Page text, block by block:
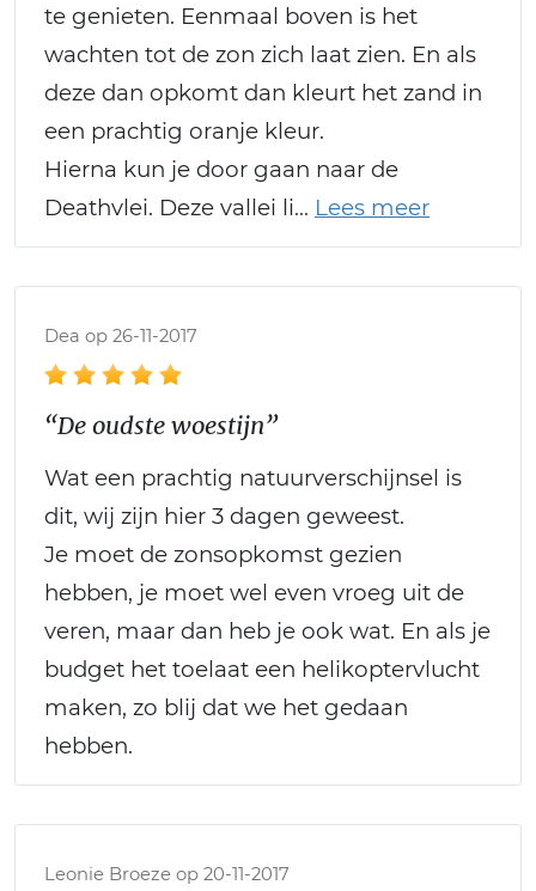
te genieten. Eenmaal boven is het
wachten tot de zon zich laat zien. En als
deze dan opkomt dan kleurt het zand in
een prachtig oranje kleur.
Hierna kun je door gaan naar de
Deathvlei. Deze vallei li
Dea op 26-11-2017
“De oudste woestijn”
Wat een prachtig natuurverschijnsel is
dit, wij zijn hier 3 dagen geweest.
Je moet de zonsopkomst gezien
hebben, je moet wel even vroeg uit de
veren, maar dan heb je ook wat. En als je
budget het toelaat een helikoptervlucht
maken, zo blij dat we het gedaan
hebben.
Leonie Broeze op 20-11-2017